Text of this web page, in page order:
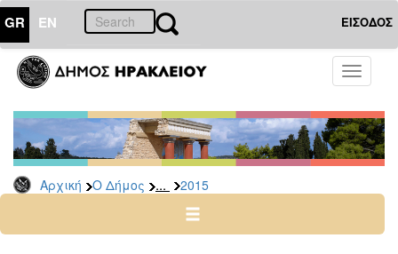
GR EN ΕΙΣΟΔΟΣ
Toggle
Αρχική Ο Δήμος ... 2015
ΔΗΜΟΣ
Δελτία
Τύπου
Αρχείο
2026
2024